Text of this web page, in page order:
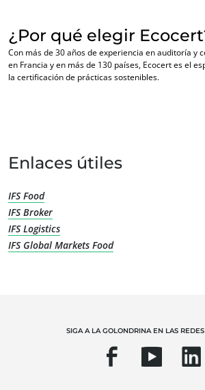
NUESTRA EXPERIENCIA
Calidad y seguridad alimentaria
Responsabilidad social corporativa
¿Por qué elegir
Con más de 30 años de experiencia en auditoría y
en Francia y en más de 130 países, Ecocert es el
la certificación de prácticas sostenibles.
Enlaces útiles
IFS Food
IFS Broker
IFS Logistics
IFS Global Markets Food
SIGA A LA GOLONDRINA EN LAS